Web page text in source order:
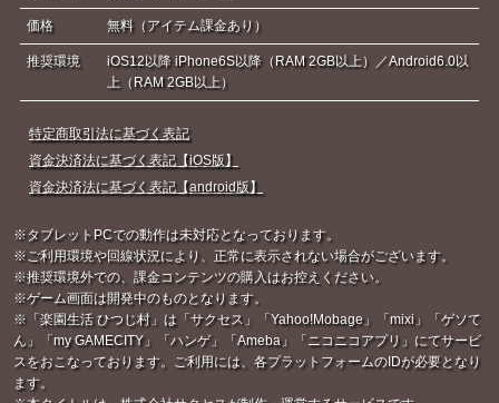
価格 無料（アイテム課金あり）
推奨環境
iOS12以降 iPhone6S以降（RAM 2GB以上）／Android6.0以
上（RAM 2GB以上）
特定商取引法に基づく表記
資金決済法に基づく表記【iOS版】
資金決済法に基づく表記【android版】
※タブレットPCでの動作は未対応となっております。
※ご利用環境や回線状況により、正常に表示されない場合がございます。
※推奨環境外での、課金コンテンツの購入はお控えください。
※ゲーム画面は開発中のものとなります。
※「楽園生活 ひつじ村」は「サクセス」「Yahoo!Mobage」「mixi」「ゲソて
ん」「my GAMECITY」「ハンゲ」「Ameba」「ニコニコアプリ」にてサービ
スをおこなっております。ご利用には、各プラットフォームのIDが必要となり
ます。